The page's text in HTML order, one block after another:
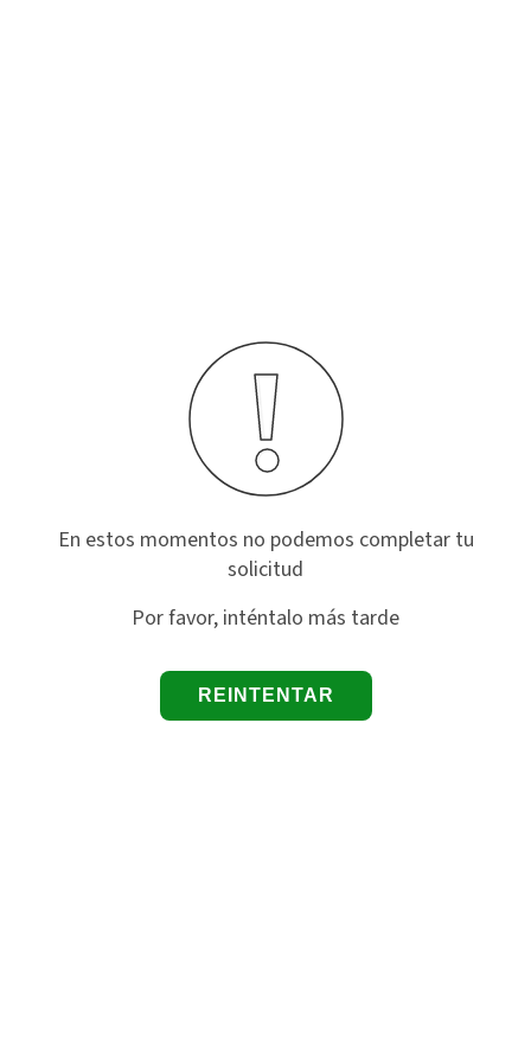
En estos momentos no podemos completar tu
solicitud
Por favor, inténtalo más tarde
REINTENTAR